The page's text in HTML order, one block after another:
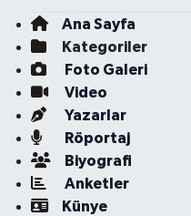
Ana Sayfa
Kategoriler
Foto Galeri
Video
Yazarlar
Röportaj
Biyografi
Anketler
Künye